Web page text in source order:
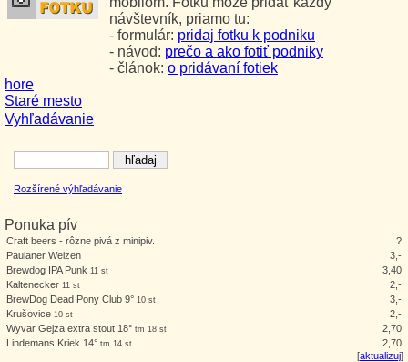
Vyhľadávanie
Rozšírené výhľadávanie
Ponuka pív
Craft beers - rôzne pivá z minipiv.
?
Paulaner Weizen
3,-
Brewdog IPA Punk 11 st
3,40
Kaltenecker 11 st
2,-
BrewDog Dead Pony Club 9° 10 st
3,-
Krušovice 10 st
2,-
Wyvar Gejza extra stout 18° tm 18 st
2,70
Lindemans Kriek 14° tm 14 st
2,70
[aktualizuj]
návštevník, priamo tu:
- formulár: pridaj fotku k podniku
- návod: prečo a ako fotiť podniky
- článok: o pridávaní fotiek
hore
Staré mesto